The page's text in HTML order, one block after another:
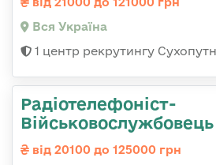
Вся Україна
1 центр рекрутингу
Радіотелефоніст-
Військовослужбовець
від 20100 до 125000 грн